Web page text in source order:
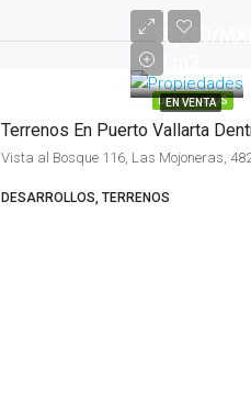
DESTACADOS
EN VENTA
$5,250/MXN
el m2
DESARROLLOS, TERRENOS